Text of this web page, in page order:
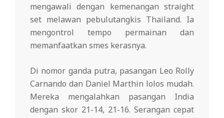
mengawali dengan kemenangan straight
set melawan pebulutangkis Thailand. Ia
mengontrol tempo permainan dan
memanfaatkan smes kerasnya.
Di nomor ganda putra, pasangan Leo Rolly
Carnando dan Daniel Marthin lolos mudah.
Mereka mengalahkan pasangan India
dengan skor 21-14, 21-16. Serangan cepat